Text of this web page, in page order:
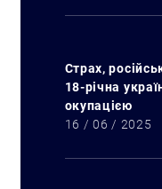
Страх,
18-річна
окупацією
16 / 06 / 2025